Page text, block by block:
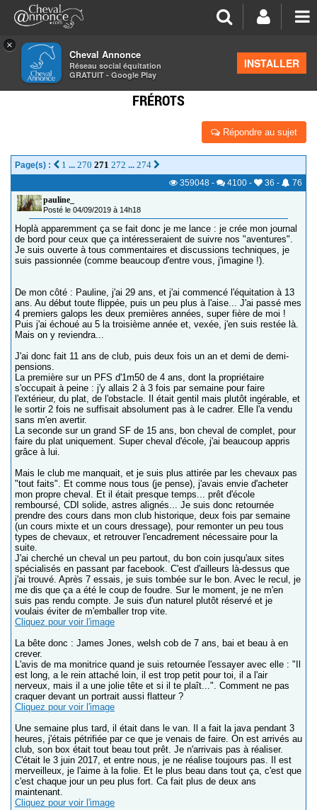
×
Cheval Annonce
Réseau social équitation
GRATUIT - Google Play
INSTALLER
>Vos photos et vidéos
JAMES JONES & PHARELL V/T STEINERHOF, LES
FRÉROTS
Répondre au sujet
Page(s) : 1 ... 270 271 272 ... 274
359048 - 4100 - 36 -
76
pauline_
Posté le 04/09/2019 à 14h18
Hoplà apparemment ça se fait donc je me lance : je crée mon journal
de bord pour ceux que ça intéresseraient de suivre nos "aventures".
Je suis ouverte à tous commentaires et discussions techniques, je
suis passionnée (comme beaucoup d'entre vous, j'imagine !).
De mon côté : Pauline, j'ai 29 ans, et j'ai commencé l'équitation à 13
ans. Au début toute flippée, puis un peu plus à l'aise... J'ai passé mes
4 premiers galops les deux premières années, super fière de moi !
Puis j'ai échoué au 5 la troisième année et, vexée, j'en suis restée là.
Mais on y reviendra...
J'ai donc fait 11 ans de club, puis deux fois un an et demi de demi-
pensions.
La première sur un PFS d'1m50 de 4 ans, dont la propriétaire
s'occupait à peine : j'y allais 2 à 3 fois par semaine pour faire
l'extérieur, du plat, de l'obstacle. Il était gentil mais plutôt ingérable, et
le sortir 2 fois ne suffisait absolument pas à le cadrer. Elle l'a vendu
sans m'en avertir.
La seconde sur un grand SF de 15 ans, bon cheval de complet, pour
faire du plat uniquement. Super cheval d'école, j'ai beaucoup appris
grâce à lui.
Mais le club me manquait, et je suis plus attirée par les chevaux pas
"tout faits". Et comme nous tous (je pense), j'avais envie d'acheter
mon propre cheval. Et il était presque temps... prêt d'école
remboursé, CDI solide, astres alignés... Je suis donc retournée
prendre des cours dans mon club historique, deux fois par semaine
(un cours mixte et un cours dressage), pour remonter un peu tous
types de chevaux, et retrouver l'encadrement nécessaire pour la
suite.
J'ai cherché un cheval un peu partout, du bon coin jusqu'aux sites
spécialisés en passant par facebook. C'est d'ailleurs là-dessus que
j'ai trouvé. Après 7 essais, je suis tombée sur le bon. Avec le recul, je
me dis que ça a été le coup de foudre. Sur le moment, je ne m'en
suis pas rendu compte. Je suis d'un naturel plutôt réservé et je
voulais éviter de m'emballer trop vite.
Cliquez pour voir l'image
La bête donc : James Jones, welsh cob de 7 ans, bai et beau à en
crever.
L'avis de ma monitrice quand je suis retournée l'essayer avec elle : "Il
est long, a le rein attaché loin, il est trop petit pour toi, il a l'air
nerveux, mais il a une jolie tête et si il te plaît...". Comment ne pas
craquer devant un portrait aussi flatteur ?
Cliquez pour voir l'image
Une semaine plus tard, il était dans le van. Il a fait la java pendant 3
heures, j'étais pétrifiée par ce que je venais de faire. On est arrivés au
club, son box était tout beau tout prêt. Je n'arrivais pas à réaliser.
C'était le 3 juin 2017, et entre nous, je ne réalise toujours pas. Il est
merveilleux, je l'aime à la folie. Et le plus beau dans tout ça, c'est que
c'est chaque jour un peu plus fort. Ca fait plus de deux ans
maintenant.
Cliquez pour voir l'image